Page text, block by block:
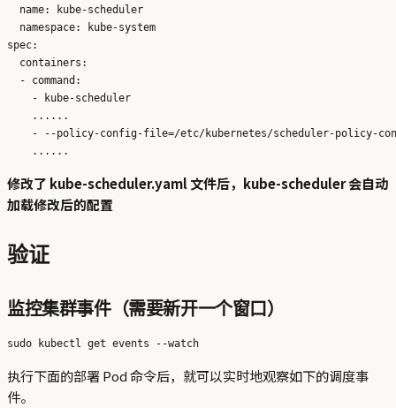
  name: kube-scheduler
  namespace: kube-system
spec:
  containers:
  - command:
    - kube-scheduler
    ......
- --policy-config-file=/etc/kubernetes/scheduler-policy-
修改了 kube-scheduler.yaml 文件后，kube-scheduler 会自动
加载修改后的配置
验证
监控集群事件（需要新开一个窗口）
执行下面的部署 Pod 命令后，就可以实时地观察如下的调度事
件。